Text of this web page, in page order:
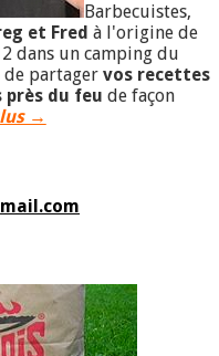
Barbecuistes,
et Fred à l'origine de
dans un camping du
de partager vos recettes
près du feu de façon
→